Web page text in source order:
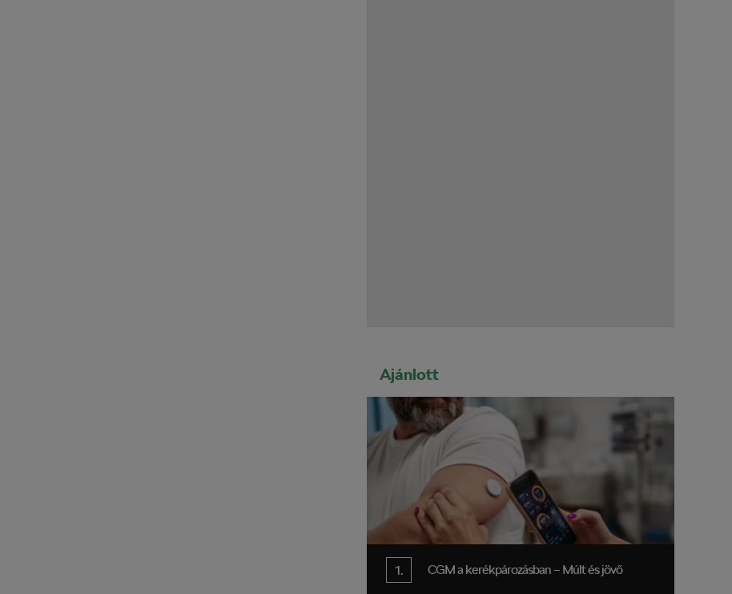
Ajánlott
CGM a kerékpározásban – Múlt és jövő